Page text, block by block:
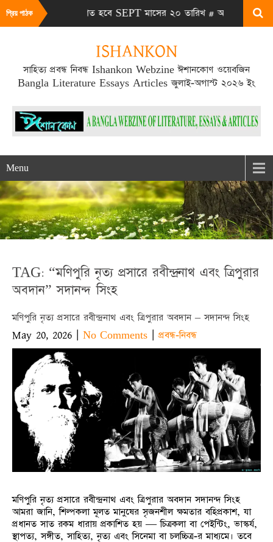
প্রিয় পাঠকসংখ্যা প্রকাশিত হবে SEPT মাসের ২০ তারিখ # আমাদের
ISHANKON
সাহিত্য প্রবন্ধ নিবন্ধ Ishankon Webzine ঈশানকোণ ওয়েবজিন
Bangla Literature Essays Articles জুলাই-অগাস্ট ২০২৬ ইং
Menu
TAG: “মণিপুরি নৃত্য প্রসারে রবীন্দ্রনাথ এবং ত্রিপুরার
অবদান” সদানন্দ সিংহ
মণিপুরি নৃত্য প্রসারে রবীন্দ্রনাথ এবং ত্রিপুরার অবদান – সদানন্দ সিংহ
May 20, 2026 | No Comments |প্রবন্ধ-নিবন্ধ
মণিপুরি নৃত্য প্রসারে রবীন্দ্রনাথ এবং ত্রিপুরার অবদান সদানন্দ সিংহ
আমরা জানি, শিল্পকলা মূলত মানুষের সৃজনশীল ক্ষমতার বহিপ্রকাশ, যা
প্রধানত সাত রকম ধারায় প্রকাশিত হয় — চিত্রকলা বা পেইন্টিং, ভাস্কর্য,
স্থাপত্য, সঙ্গীত, সাহিত্য, নৃত্য এবং সিনেমা বা চলচ্চিত্র-র মাধ্যমে। তবে